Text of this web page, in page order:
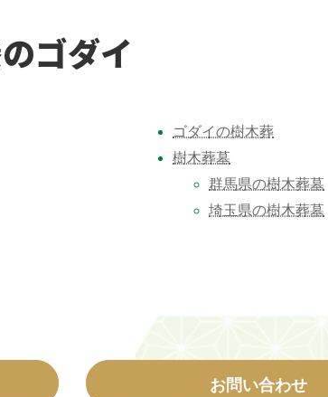
ゴダイ
ゴダイの樹木葬
樹木葬墓
群馬県の樹木葬墓
埼玉県の樹木葬墓
お問い合わせ